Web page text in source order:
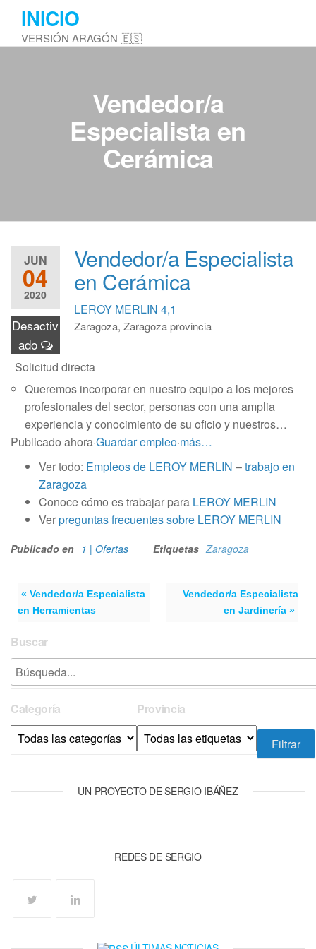
Saltar
contenido
INICIO
VERSIÓN ARAGÓN 🇪🇸
Vendedor/a
Especialista en
Cerámica
JUN
04
2020
Desactiv
ado
Vendedor/a Especialista
en Cerámica
LEROY MERLIN 4,1
Zaragoza, Zaragoza provincia
Solicitud directa
Queremos incorporar en nuestro equipo a los mejores
profesionales del sector, personas con una amplia
experiencia y conocimiento de su oficio y nuestros…
Publicado ahora·Guardar empleo·más…
Ver todo: Empleos de LEROY MERLIN –trabajo en
Zaragoza
Conoce cómo es trabajar para LEROY MERLIN
Verpreguntas frecuentes sobre LEROY MERLIN
Publicado en 1 | Ofertas Etiquetas Zaragoza
« Vendedor/a Especialista
en Herramientas
Vendedor/a Especialista
en Jardinería »
Buscar
Categoría Provincia
UN PROYECTO DE SERGIO IBÁÑEZ
REDES DE SERGIO